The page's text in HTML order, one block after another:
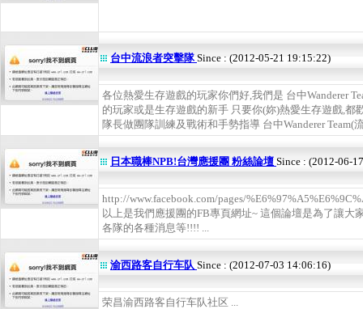
台中流浪者突擊隊Since : (2012-05-21 19:15:22)
各位熱愛生存遊戲的玩家你們好,我們是 台中Wanderer
的玩家或是生存遊戲的新手 只要你(妳)熱愛生存遊戲,
隊長做團隊訓練及戰術和手勢指導 台中Wanderer Team(
日本職棒NPB!台灣應援團 粉絲論壇 Since : (2012-06-
http://www.facebook.com/pages/
以上是我們應援團的FB專頁網址~ 這個論壇是為了讓
各隊的各種消息等!!!! ...
渝西路客自行车队 Since : (2012-07-03 14:06:16)
荣昌渝西路客自行车队社区 ...